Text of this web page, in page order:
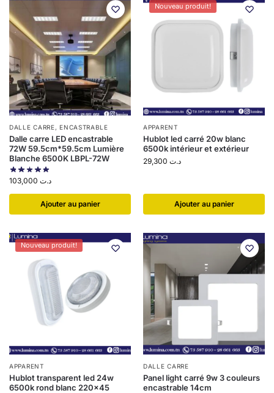
DALLE CARRE,ENCASTRABLE
Dalle carre LED encastrable
72W 59.5cm*59.5cm Lumière
Blanche 6500K LBPL-72W
د.ت
Ajouter au panier
Nouveau produit!
APPARENT
Hublot led carré 20w blanc
6500k intérieur et extérieur
د.ت
Ajouter au panier
Nouveau produit!
APPARENT
Hublot transparent led 24w
6500k rond blanc 220×45
DALLE CARRE
Panel light carré 9w 3 couleurs
encastrable 14cm